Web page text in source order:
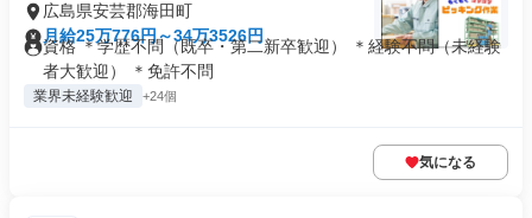
広島県安芸郡海田町
月給25万776円～34万3526円
資格 ＊学歴不問（既卒・第二新卒歓迎） ＊経験不問（未経験
者大歓迎） ＊免許不問
業界未経験歓迎 +24個
気になる